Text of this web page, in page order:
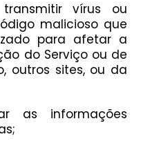
vírus ou
malicioso que
para afetar a
do Serviço ou de
outros sites, ou da
as informações